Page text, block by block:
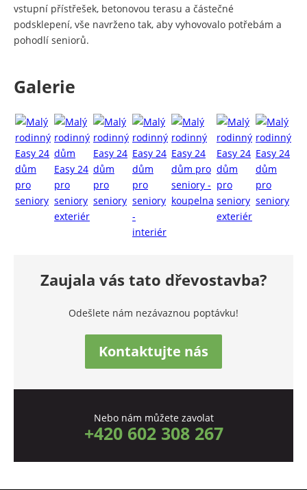
vstupní přístřešek, betonovou terasu a částečné
podsklepení, vše navrženo tak, aby vyhovovalo potřebám a
pohodlí seniorů.
Galerie
Zaujala vás tato dřevostavba?
Odešlete nám nezávaznou poptávku!
Kontaktujte nás
Nebo nám můžete zavolat
+420 602 308 267